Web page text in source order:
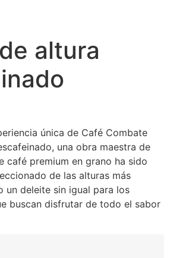
altura
única de Café Combate
una obra maestra de
café premium en grano ha sido
de las alturas más
un deleite sin igual para los
buscan disfrutar de todo el sabor